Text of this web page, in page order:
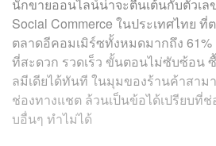
นักขายออนไลน์น่าจะตื่นเต้นกับตัวเล
Social Commerce ในประเทศไทย
ตลาดอีคอมเมิร์ซทั้งหมดมากถึง
ที่สะดวก รวดเร็ว ขั้นตอนไม่ซับซ้อน
ลมีเดียได้ทันที ในมุมของร้านค้าสาม
ช่องทางแชต ล้วนเป็นข้อได้เปรียบที่
บอื่นๆ ทำไม่ได้